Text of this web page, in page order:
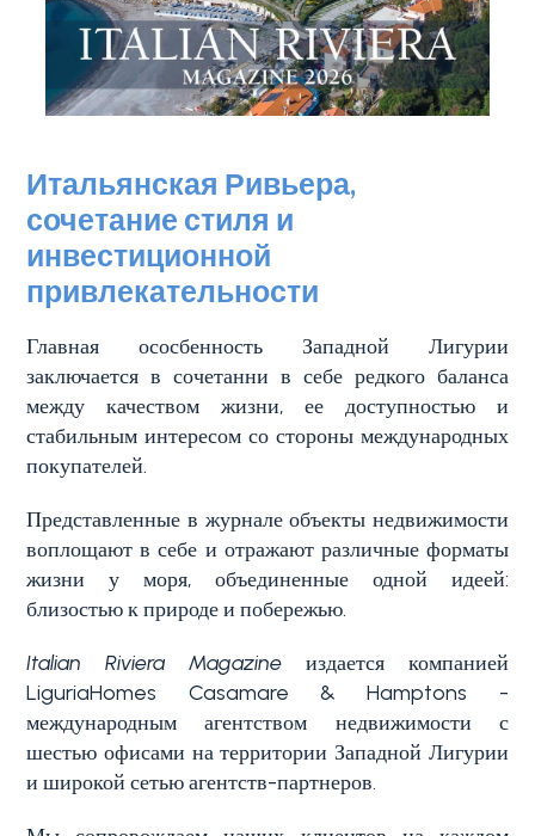
Итальянская Ривьера,
сочетание стиля и
инвестиционной
привлекательности
Главная ососбенность Западной Лигурии
заключается в сочетанни в себе редкого баланса
между качеством жизни, ее доступностью и
стабильным интересом со стороны международных
покупателей.
Представленные в журнале объекты недвижимости
воплощают в себе и отражают различные форматы
жизни у моря, объединенные одной идеей:
близостью к природе и побережью.
Italian Riviera Magazine издается компанией
LiguriaHomes Casamare & Hamptons -
международным агентством недвижимости с
шестью офисами на территории Западной Лигурии
и широкой сетью агентств-партнеров.
Вид на море